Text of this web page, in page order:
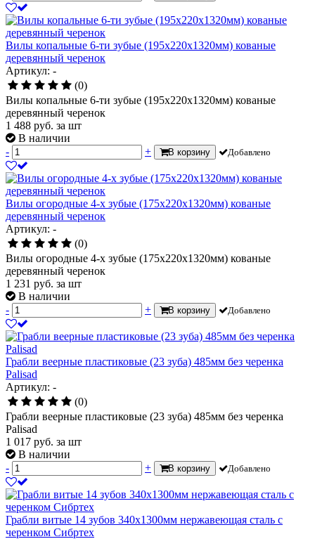
Вилы копальные 6-ти зубые (195х220х1320мм) кованые
деревянный черенок
Артикул: -
(0)
Вилы копальные 6-ти зубые (195х220х1320мм) кованые
деревянный черенок
1 488 руб. за шт
В наличии
-
+ В корзину Добавлено
Вилы огородные 4-х зубые (175х220х1320мм) кованые
деревянный черенок
Артикул: -
(0)
Вилы огородные 4-х зубые (175х220х1320мм) кованые
деревянный черенок
1 231 руб. за шт
В наличии
-
+ В корзину Добавлено
Грабли веерные пластиковые (23 зуба) 485мм без черенка
Palisad
Артикул: -
(0)
Грабли веерные пластиковые (23 зуба) 485мм без черенка
Palisad
1 017 руб. за шт
В наличии
-
+ В корзину Добавлено
Грабли витые 14 зубов 340х1300мм нержавеющая сталь с
черенком Сибртех